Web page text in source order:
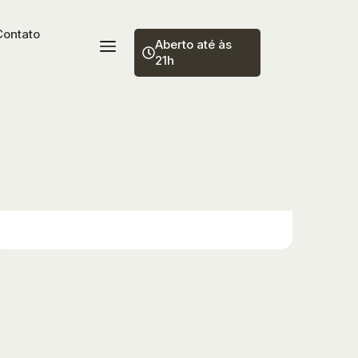
Aberto até às
21h